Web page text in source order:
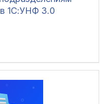
в 1С:УНФ 3.0